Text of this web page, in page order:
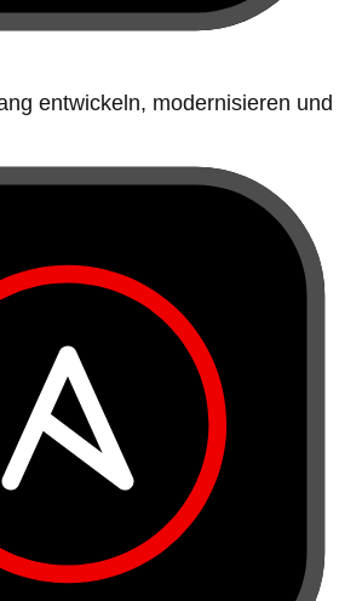
entwickeln, modernisieren und